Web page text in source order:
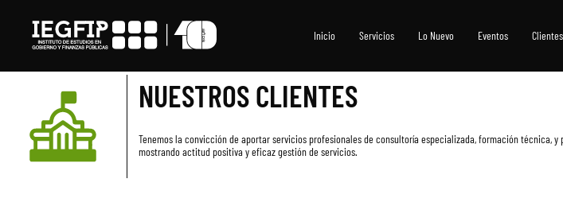
Inicio Servicios Lo Nuevo Eventos Clientes
NUESTROS CLIENTES
Tenemos la convicción de aportar servicios profesionales de consultoría especializada, formación técnica,
mostrando actitud positiva y eficaz gestión de servicios.